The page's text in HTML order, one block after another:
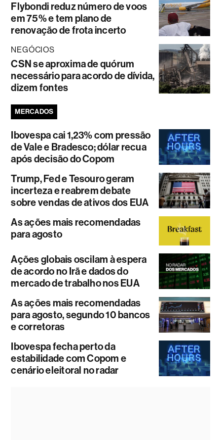
Flybondi reduz número de voos
em 75% e tem plano de
renovação de frota incerto
NEGÓCIOS
CSN se aproxima de quórum
necessário para acordo de dívida,
dizem fontes
MERCADOS
Ibovespa cai 1,23% com pressão
de Vale e Bradesco; dólar recua
após decisão do Copom
Trump, Fed e Tesouro geram
incerteza e reabrem debate
sobre vendas de ativos dos EUA
As ações mais recomendadas
para agosto
Ações globais oscilam à espera
de acordo no Irã e dados do
mercado de trabalho nos EUA
As ações mais recomendadas
para agosto, segundo 10 bancos
e corretoras
Ibovespa fecha perto da
estabilidade com Copom e
cenário eleitoral no radar